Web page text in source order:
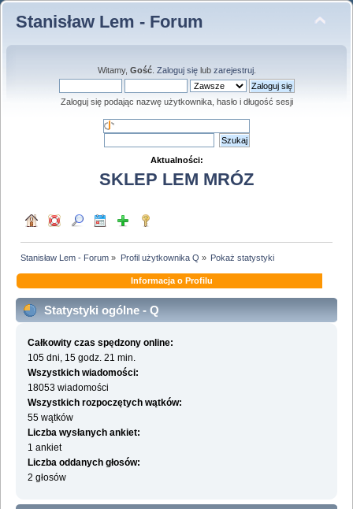
Stanisław Lem - Forum
Witamy, Gość. Zaloguj sięlub zarejestruj.
Zaloguj się podając nazwę użytkownika, hasło i długość sesji
Aktualności:
SKLEP LEM MRÓZ
Stanisław Lem - Forum » Profil użytkownika Q » Pokaż statystyki
Informacja o Profilu
Statystyki ogólne - Q
Całkowity czas spędzony online:
105 dni, 15 godz. 21 min.
Wszystkich wiadomości:
18053 wiadomości
Wszystkich rozpoczętych wątków:
55 wątków
Liczba wysłanych ankiet:
1 ankiet
Liczba oddanych głosów:
2 głosów